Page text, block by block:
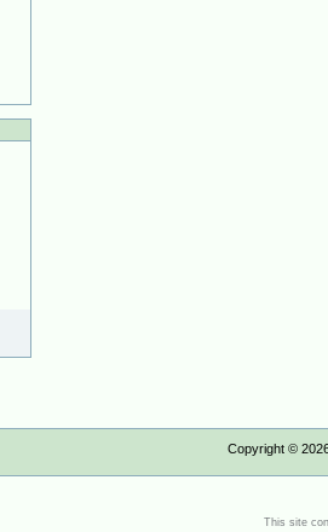
Copyright ©
This site